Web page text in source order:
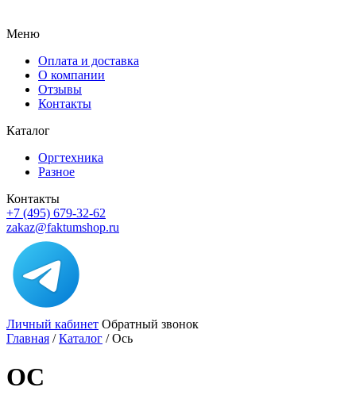
Меню
Оплата и доставка
О компании
Отзывы
Контакты
Каталог
Оргтехника
Разное
Контакты
+7 (495) 679-32-62
zakaz@faktumshop.ru
Личный кабинет Обратный звонок
Главная /Каталог /Ось
ОС